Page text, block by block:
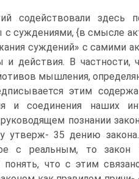
содействовали здесь
суждениями, {в смысле
суждений» с самими
действия. В частности,
мышления,
этим
и соединения наших
познании
утверж- 35 дению
с реальным, то закон
что с этим